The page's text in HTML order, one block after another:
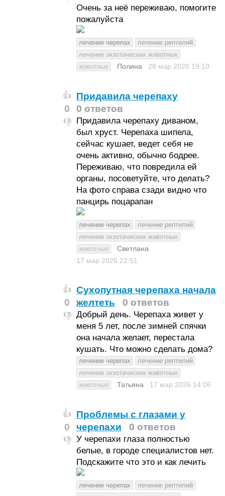
Очень за неё переживаю, помогите
пожалуйста
лечение черепах
лечение рептилий
лечение экзотических животных
животные
Полина 28 мар 2026 19:10
👍
0
👎
Придавила черепаху
0 ответов
Придавила черепаху диваном,
был хруст. Черепаха шипела,
сейчас кушает, ведет себя не
очень активно, обычно бодрее.
Переживаю, что повредила ей
органы, посоветуйте, что делать?
На фото справа сзади видно что
панцирь поцарапан
лечение черепах
лечение рептилий
лечение экзотических животных
животные
Светлана
17 мар 2026 22:51
👍
0
👎
Сухопутная черепаха начала
желтеть
0 ответов
Добрый день. Черепаха живет у
меня 5 лет, после зимней спячки
она начала желает, перестала
кушать. Что можно сделать дома?
лечение черепах
лечение рептилий
лечение экзотических животных
животные
Татьяна 17 мар 2026 14:06
👍
0
👎
Проблемы с глазами у
черепахи
0 ответов
У черепахи глаза полностью
белые, в городе специалистов нет.
Подскажите что это и как лечить
лечение черепах
лечение рептилий